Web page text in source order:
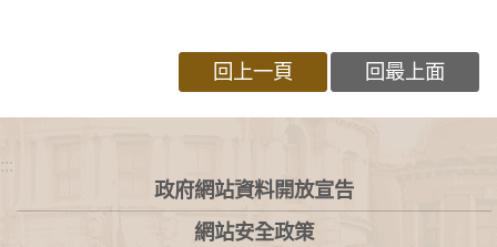
回上一頁 回最上面
:::
政府網站資料開放宣告
網站安全政策